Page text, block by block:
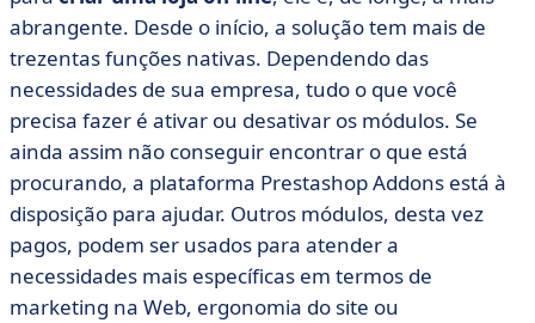
abrangente. Desde o início, a solução tem mais de
trezentas funções nativas. Dependendo das
necessidades de sua empresa, tudo o que você
precisa fazer é ativar ou desativar os módulos. Se
ainda assim não conseguir encontrar o que está
procurando, a plataforma Prestashop Addons está à
disposição para ajudar. Outros módulos, desta vez
pagos, podem ser usados para atender a
necessidades mais específicas em termos de
marketing na Web, ergonomia do site ou